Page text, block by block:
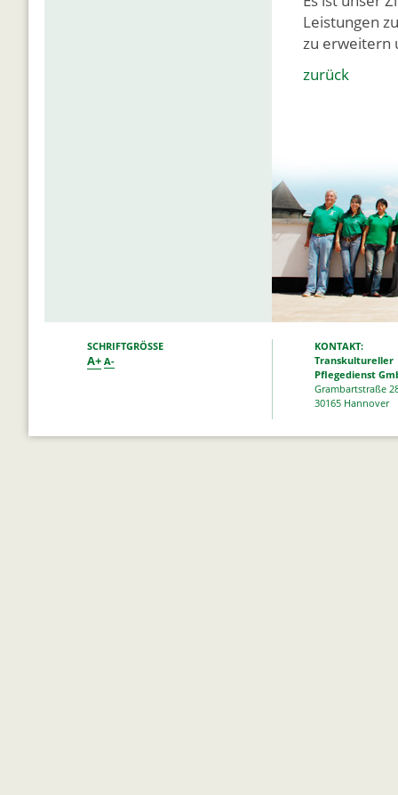
Leistungen
zu erweitern
zurück
SCHRIFTGRÖSSE
A+ A-
KONTAKT:
Transkultureller
Pflegedienst
Grambartstraße
30165 Hannover